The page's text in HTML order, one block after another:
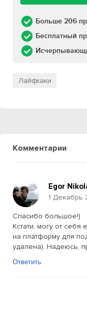
Больше 206
Бесплатный
Лайфхаки
Комментарии
Egor
1 Декабрь
Спасибо большое!)
Кстати, могу от
на платформу для
удалена). Надеюсь,
Ответить